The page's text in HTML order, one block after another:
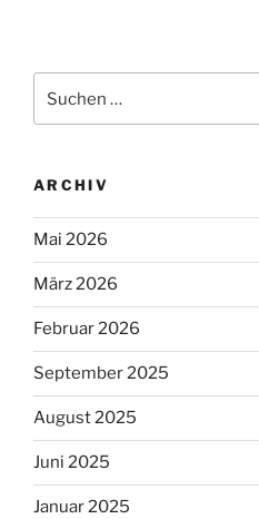
nach:
ARCHIV
Mai 2026
März 2026
Februar 2026
September 2025
August 2025
Juni 2025
Januar 2025